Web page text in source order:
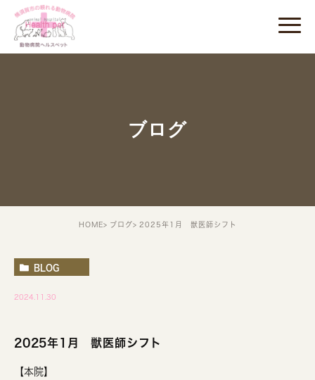
ブログ
HOME ブログ 2025年1月 獣医師シフト
BLOG
2024.11.30
2025年1月 獣医師シフト
【本院】